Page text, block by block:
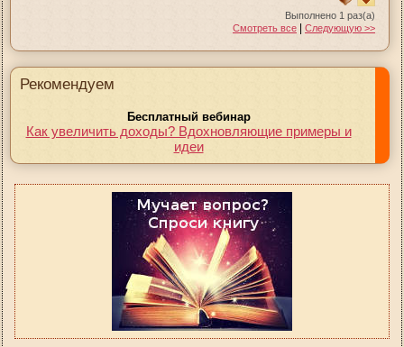
Выполнено 1 раз(а)
Смотреть все | Следующую >>
Рекомендуем
Бесплатный вебинар
Как увеличить доходы? Вдохновляющие примеры и
идеи